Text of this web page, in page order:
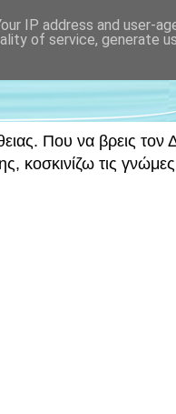
Που να βρεις
τις
IP address and user-
of service, generate